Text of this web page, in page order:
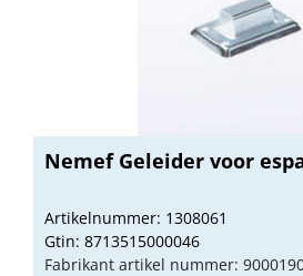
Nemef Geleider voor
Artikelnummer: 1308061
Gtin: 8713515000046
Fabrikant artikel nummer: